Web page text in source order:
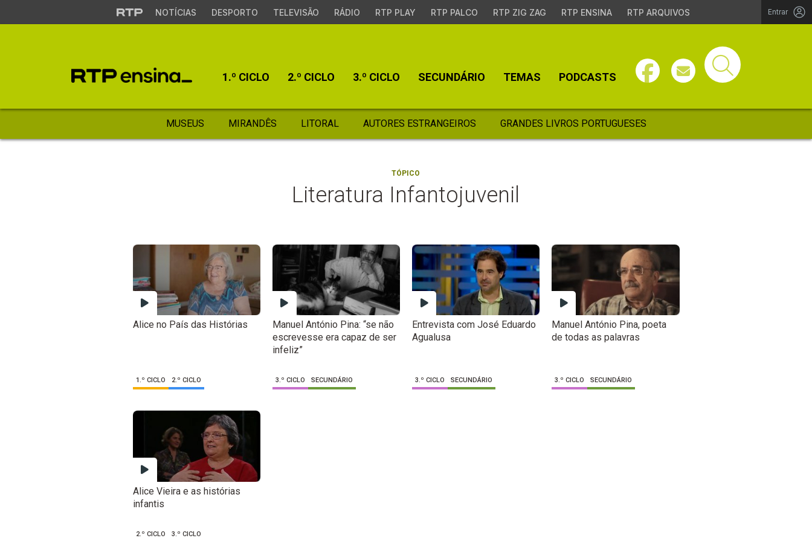
NOTÍCIAS DESPORTO TELEVISÃO RÁDIO RTP PLAY RTP PALCO RTP ZIG ZAG RTP ENSINA RTP ARQUIVOS Entrar
1.º CICLO 2.º CICLO 3.º CICLO SECUNDÁRIO TEMAS PODCASTS
MUSEUS MIRANDÊS LITORAL AUTORES ESTRANGEIROS GRANDES LIVROS PORTUGUESES
TÓPICO
Literatura Infantojuvenil
Alice no País das Histórias
1.º CICLO 2.º CICLO
Manuel António Pina: “se não
escrevesse era capaz de ser
infeliz”
3.º CICLO SECUNDÁRIO
Entrevista com José Eduardo
Agualusa
3.º CICLO SECUNDÁRIO
Manuel António Pina, poeta
de todas as palavras
3.º CICLO SECUNDÁRIO
Alice Vieira e as histórias
infantis
2.º CICLO 3.º CICLO